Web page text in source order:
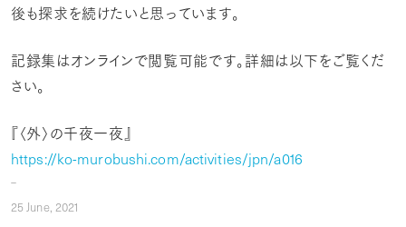
後も探求を続けたいと思っています。
記録集はオンラインで閲覧可能です。詳細は以下をご覧くだ
さい。
『〈外〉の千夜一夜』
https://ko-murobushi.com/activities/jpn/a016
25 June, 2021